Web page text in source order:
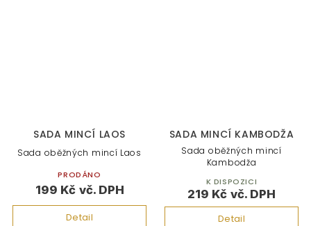
SADA MINCÍ LAOS
199 Kč
Detail
Sada oběžných mincí Laos
PRODÁNO
SADA MINCÍ KAMBODŽA
219 Kč
Detail
Sada oběžných mincí
Kambodža
K DISPOZICI